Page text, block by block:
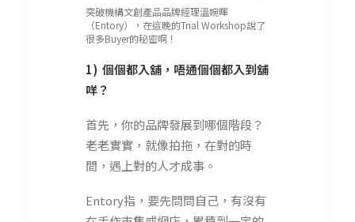
突破機構文創產品品牌經理溫婉暉
（Entory），在這晚的Trial Workshop說了
很多Buyer的秘密啊！
1) 個個都入舖，唔通個個都入到舖
咩？
首先，你的品牌發展到哪個階段？
老老實實，就像拍拖，在對的時
間，遇上對的人才成事。
Entory指，要先問問自己，有沒有